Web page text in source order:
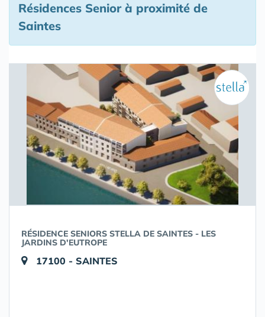
Résidences Senior à proximité de
Saintes
RÉSIDENCE SENIORS STELLA DE SAINTES - LES
JARDINS D'EUTROPE
17100 - SAINTES